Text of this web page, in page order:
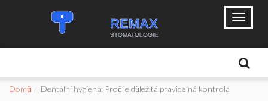
Domů Dentální hygiena: Proč je důležitá pravidelná kontrola